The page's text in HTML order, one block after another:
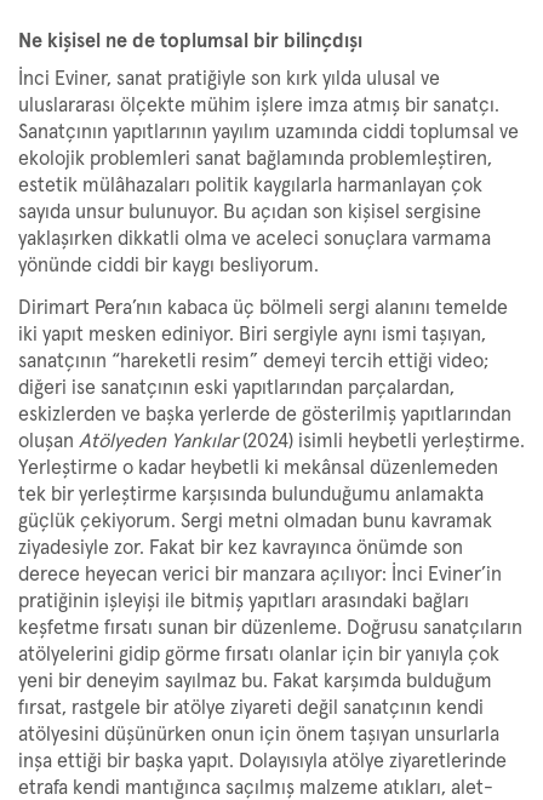
Ne kişisel ne de toplumsal bir bilinçdışı
İnci Eviner, sanat pratiğiyle son kırk yılda ulusal ve
uluslararası ölçekte mühim işlere imza atmış bir sanatçı.
Sanatçının yapıtlarının yayılım uzamında ciddi toplumsal ve
ekolojik problemleri sanat bağlamında problemleştiren,
estetik mülâhazaları politik kaygılarla harmanlayan çok
sayıda unsur bulunuyor. Bu açıdan son kişisel sergisine
yaklaşırken dikkatli olma ve aceleci sonuçlara varmama
yönünde ciddi bir kaygı besliyorum.
Dirimart Pera’nın kabaca üç bölmeli sergi alanını temelde
iki yapıt mesken ediniyor. Biri sergiyle aynı ismi taşıyan,
sanatçının “hareketli resim” demeyi tercih ettiği video;
diğeri ise sanatçının eski yapıtlarından parçalardan,
eskizlerden ve başka yerlerde de gösterilmiş yapıtlarından
oluşan Atölyeden Yankılar(2024) isimli heybetli yerleştirme.
Yerleştirme o kadar heybetli ki mekânsal düzenlemeden
tek bir yerleştirme karşısında bulunduğumu anlamakta
güçlük çekiyorum. Sergi metni olmadan bunu kavramak
ziyadesiyle zor. Fakat bir kez kavrayınca önümde son
derece heyecan verici bir manzara açılıyor: İnci Eviner’in
pratiğinin işleyişi ile bitmiş yapıtları arasındaki bağları
keşfetme fırsatı sunan bir düzenleme. Doğrusu sanatçıların
atölyelerini gidip görme fırsatı olanlar için bir yanıyla çok
yeni bir deneyim sayılmaz bu. Fakat karşımda bulduğum
fırsat, rastgele bir atölye ziyareti değil sanatçının kendi
atölyesini düşünürken onun için önem taşıyan unsurlarla
inşa ettiği bir başka yapıt. Dolayısıyla atölye ziyaretlerinde
etrafa kendi mantığınca saçılmış malzeme atıkları, alet-